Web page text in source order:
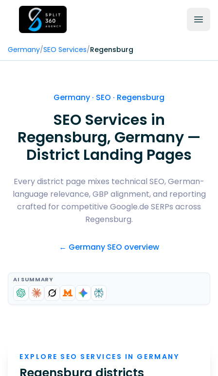
Germany/SEO Services/Regensburg
Germany · SEO · Regensburg
SEO Services in
Regensburg, Germany —
District Landing Pages
Every district page mixes technical SEO, German-
language relevance, GBP alignment, and reporting
crafted for competitive Google.de SERPs across
Regensburg.
← Germany SEO overview
AI SUMMARY
EXPLORE SEO SERVICES IN GERMANY